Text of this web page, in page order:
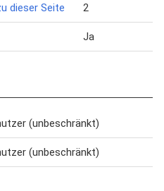
dieser Seite 2
Ja
(unbeschränkt)
(unbeschränkt)